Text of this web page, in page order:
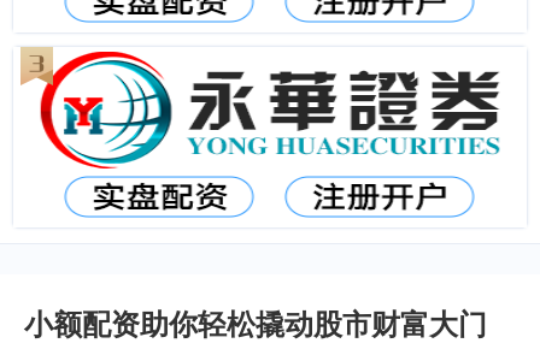
小额配资助你轻松撬动股市财富大门